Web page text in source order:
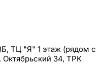
ТЦ "Я" 1 этаж (рядом с
34, ТРК